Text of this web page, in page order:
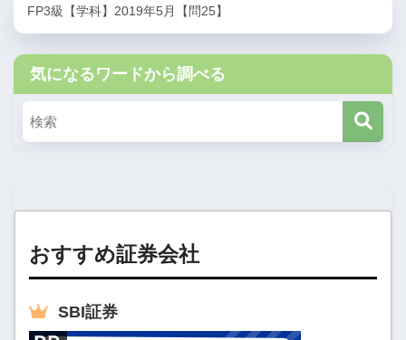
FP3級【学科】2019年5月【問25】
気になるワードから調べる
おすすめ証券会社
SBI証券